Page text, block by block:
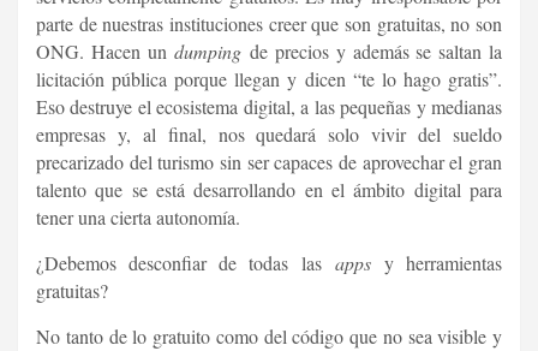
parte de nuestras instituciones creer que son gratuitas, no son
ONG. Hacen undumping de precios y además se saltan la
licitación pública porque llegan y dicen “te lo hago gratis”.
Eso destruye el ecosistema digital, a las pequeñas y medianas
empresas y, al final, nos quedará solo vivir del sueldo
precarizado del turismo sin ser capaces de aprovechar el gran
talento que se está desarrollando en el ámbito digital para
tener una cierta autonomía.
¿Debemos desconfiar de todas las appsy herramientas
gratuitas?
No tanto de lo gratuito como del código que no sea visible y